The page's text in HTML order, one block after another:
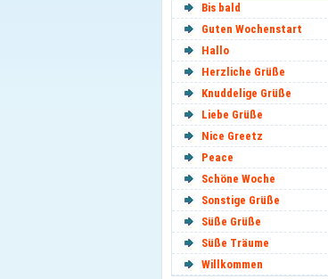
Bis bald
Guten Wochenstart
Hallo
Herzliche Grüße
Knuddelige Grüße
Liebe Grüße
Nice Greetz
Peace
Schöne Woche
Sonstige Grüße
Süße Grüße
Süße Träume
Willkommen